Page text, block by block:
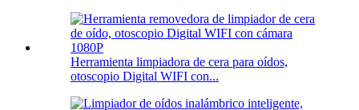
Herramienta limpiadora de cera para oídos,
otoscopio Digital WIFI con...